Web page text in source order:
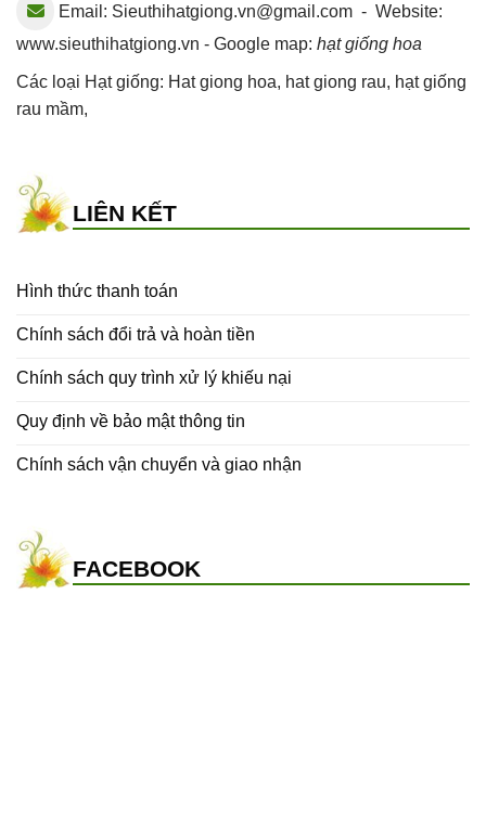
Email: Sieuthihatgiong.vn@gmail.com - Website:
www.sieuthihatgiong.vn - Google map: hạt giống hoa
Các loại Hạt giống: Hat giong hoa, hat giong rau, hạt giống
rau mầm,
LIÊN KẾT
Hình thức thanh toán
Chính sách đổi trả và hoàn tiền
Chính sách quy trình xử lý khiếu nại
Quy định về bảo mật thông tin
Chính sách vận chuyển và giao nhận
FACEBOOK